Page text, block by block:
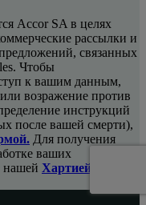
Accor SA в целях
рассылки и
связанных
Чтобы
к вашим данным,
возражение против
инструкций
после вашей смерти),
Для получения
ваших
нашей Хартией